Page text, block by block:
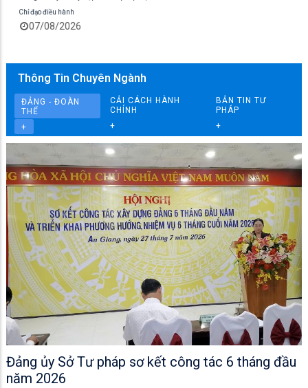
Chỉ đạo điều hành
07/08/2026
Thông Tin Chuyên Ngành
ĐẢNG - ĐOÀN
THỂ
+
CẢI CÁCH HÀNH
CHÍNH
+
BẢN TIN TƯ
PHÁP
+
Đảng ủy Sở Tư pháp sơ kết công tác 6 tháng đầu
năm 2026